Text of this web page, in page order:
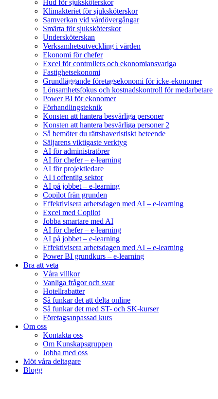
Hud för sjuksköterskor
Klimakteriet för sjuksköterskor
Samverkan vid vårdövergångar
Smärta för sjuksköterskor
Undersköterskan
Verksamhetsutveckling i vården
Ekonomi för chefer
Excel för controllers och ekonomiansvariga
Fastighetsekonomi
Grundläggande företagsekonomi för icke-ekonomer
Lönsamhetsfokus och kostnadskontroll för medarbetare
Power BI för ekonomer
Förhandlingsteknik
Konsten att hantera besvärliga personer
Konsten att hantera besvärliga personer 2
Så bemöter du rättshaveristiskt beteende
Säljarens viktigaste verktyg
AI för administratörer
AI för chefer – e-learning
AI för projektledare
AI i offentlig sektor
AI på jobbet – e-learning
Copilot från grunden
Effektivisera arbetsdagen med AI – e-learning
Excel med Copilot
Jobba smartare med AI
AI för chefer – e-learning
AI på jobbet – e-learning
Effektivisera arbetsdagen med AI – e-learning
Power BI grundkurs – e-learning
Bra att veta
Våra villkor
Vanliga frågor och svar
Hotellrabatter
Så funkar det att delta online
Så funkar det med ST- och SK-kurser
Företagsanpassad kurs
Om oss
Kontakta oss
Om Kunskapsgruppen
Jobba med oss
Möt våra deltagare
Blogg